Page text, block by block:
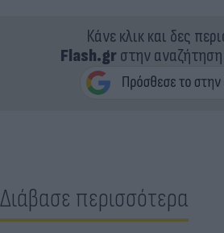
Κάνε κλικ και δες
Flash.grστην
Διάβασε περισσότερα